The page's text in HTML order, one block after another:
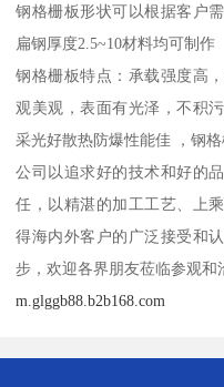
钢格栅板形状可以根据客户
扁钢厚度2.5~10材料均可制作
钢格栅板特点：承载强度高
观美观，表面有光泽，不积
采光好散热防爆性能佳 ，钢格
公司以追求好的技术和好的
任，以精湛的加工工艺、上
得海内外客户的广泛接受和
步，欢迎各界朋友莅临参观和
m.glggb88.b2b168.com